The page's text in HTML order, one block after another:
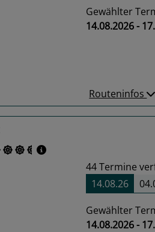
Gewählter
14.08.2026 -
Routeninfos
44Termine
14.08.26
Gewählter
14.08.2026 -